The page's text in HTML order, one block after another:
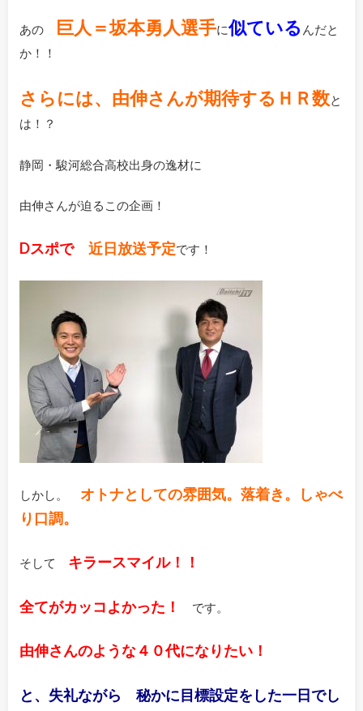
あの 巨人＝坂本勇人選手に似ている んだと
か！！
さらには、由伸さんが期待するＨＲ数と
は！？
静岡・駿河総合高校出身の逸材に
由伸さんが迫るこの企画！
Dスポで近日放送予定です！
しかし。 オトナとしての雰囲気。落着き。しゃべ
り口調。
そして キラースマイル！！
全てがカッコよかった！ です。
由伸さんのような４０代になりたい！
と、失礼ながら 秘かに目標設定をした一日でし